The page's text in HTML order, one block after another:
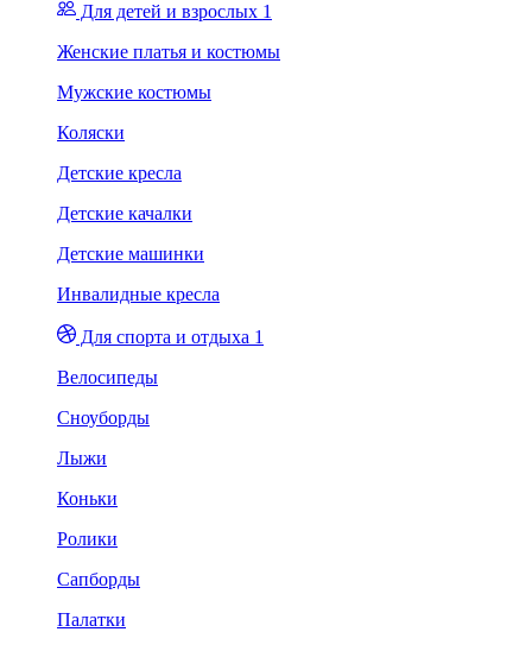
Для детей и взрослых 1
Женские платья и костюмы
Мужские костюмы
Коляски
Детские кресла
Детские качалки
Детские машинки
Инвалидные кресла
Для спорта и отдыха 1
Велосипеды
Сноуборды
Лыжи
Коньки
Ролики
Сапборды
Палатки